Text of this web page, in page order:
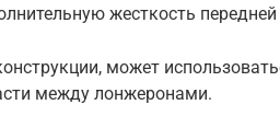
жесткость передней
может
между лонжеронами.